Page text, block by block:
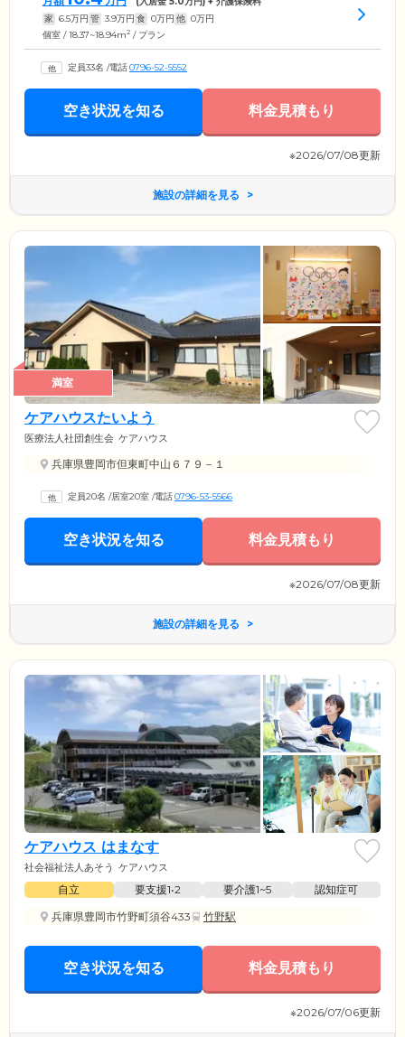
家 6.5万円 管 3.9万円 食 0万円 他 0万円
個室 / 18.37~18.94m2 / プラン
定員33名 /電話0796-52-5552
空き状況を知る 料金見積もり
※2026/07/08更新
施設の詳細を見る
満室
ケアハウスたいよう
医療法人社団創生会 ケアハウス
兵庫県豊岡市但東町中山６７９－１
定員20名 /居室20室 /電話0796-53-5566
空き状況を知る 料金見積もり
※2026/07/08更新
施設の詳細を見る
ケアハウス はまなす
社会福祉法人あそう ケアハウス
自立 要支援1•2 要介護1~5
認知症可
兵庫県豊岡市竹野町須谷433
竹野駅
空き状況を知る 料金見積もり
※2026/07/06更新